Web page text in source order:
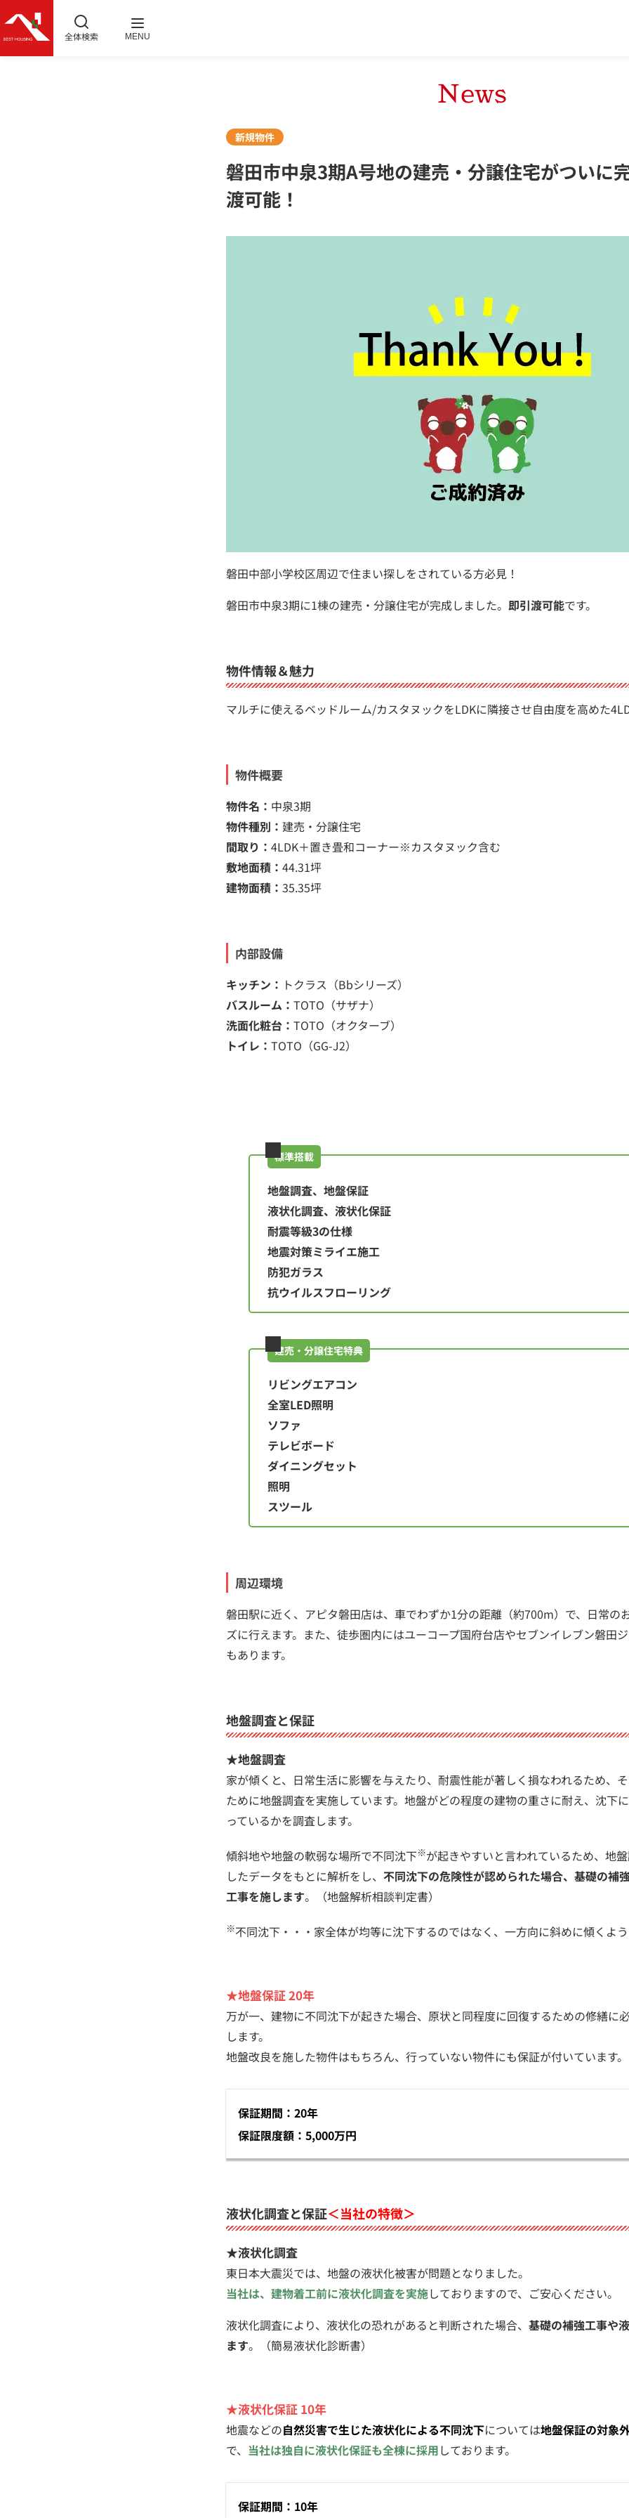
全体検索 MENU
News
新規物件
磐田市中泉3期A号地の建売・分譲住宅がついに
渡可能！
磐田中部小学校区周辺で住まい探しをされている方必見！
磐田市中泉3期に1棟の建売・分譲住宅が完成しました。 即引渡可能です。
物件情報＆魅力
マルチに使えるベッドルーム/カスタヌックをLDKに隣接させ自由度を高めた
物件概要
物件名： 中泉3期
物件種別： 建売・分譲住宅
間取り： 4LDK＋置き畳和コーナー※カスタヌック含む
敷地面積： 44.31坪
建物面積： 35.35坪
内部設備
キッチン： トクラス（Bbシリーズ）
バスルーム： TOTO（サザナ）
洗面化粧台： TOTO（オクターブ）
トイレ： TOTO（GG-J2）
標準搭載
地盤調査、地盤保証
液状化調査、液状化保証
耐震等級3の仕様
地震対策ミライエ施工
防犯ガラス
抗ウイルスフローリング
建売・分譲住宅特典
リビングエアコン
全室LED照明
ソファ
テレビボード
ダイニングセット
照明
スツール
周辺環境
磐田駅に近く、アピタ磐田店は、車でわずか1分の距離（約700m）で、日常の
ズに行えます。また、徒歩圏内にはユーコープ国府台店やセブンイレブン磐田
もあります。
地盤調査と保証
★地盤調査
家が傾くと、日常生活に影響を与えたり、耐震性能が著しく損なわれるため、
ために地盤調査を実施しています。地盤がどの程度の建物の重さに耐え、沈下
っているかを調査します。
傾斜地や地盤の軟弱な場所で不同沈下※が起きやすいと言われているため、地
したデータをもとに解析をし、 不同沈下の危険性が認められた場合、基礎の補
工事を施します。（地盤解析相談判定書）
※不同沈下・・・家全体が均等に沈下するのではなく、一方向に斜めに傾くよう
★地盤保証 20年
万が一、建物に不同沈下が起きた場合、原状と同程度に回復するための修繕に
します。
地盤改良を施した物件はもちろん、行っていない物件にも保証が付いています。
保証期間：20年
保証限度額：5,000万円
液状化調査と保証＜当社の特徴＞
★液状化調査
東日本大震災では、地盤の液状化被害が問題となりました。
当社は、建物着工前に液状化調査を実施しておりますので、ご安心ください。
液状化調査により、液状化の恐れがあると判断された場合、 基礎の補強工事や
ます。（簡易液状化診断書）
★液状化保証 10年
地震などの自然災害で生じた液状化による不同沈下については地盤保証の対象
で、 当社は独自に液状化保証も全棟に採用しております。
保証期間：10年